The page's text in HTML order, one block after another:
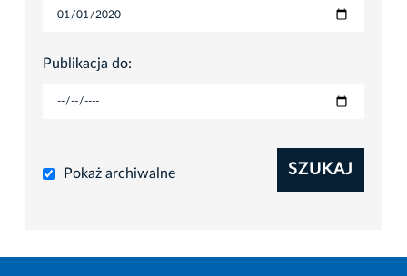
Publikacja do:
Pokaż archiwalne SZUKAJ